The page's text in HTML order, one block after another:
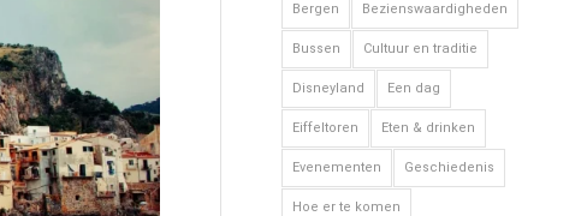
Bergen Bezienswaardigheden
Bussen Cultuur en traditie
Disneyland Een dag
Eiffeltoren Eten & drinken
Evenementen Geschiedenis
Hoe er te komen